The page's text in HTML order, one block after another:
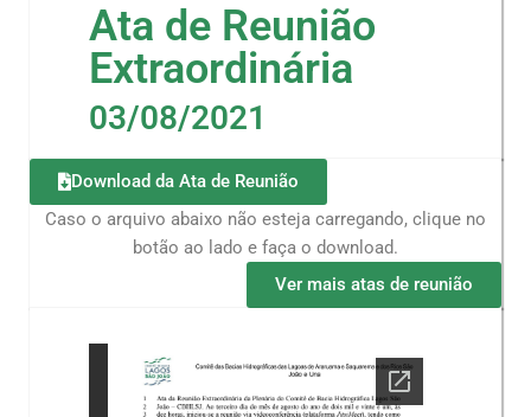
Ata de Reunião
Extraordinária
03/08/2021
Download da Ata de Reunião
Caso o arquivo abaixo não esteja carregando, clique no
botão ao lado e faça o download.
Ver mais atas de reunião